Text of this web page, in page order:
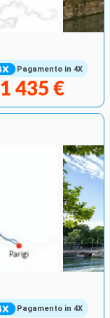
Pagamento in 4X
1 435 €
Pagamento in 4X